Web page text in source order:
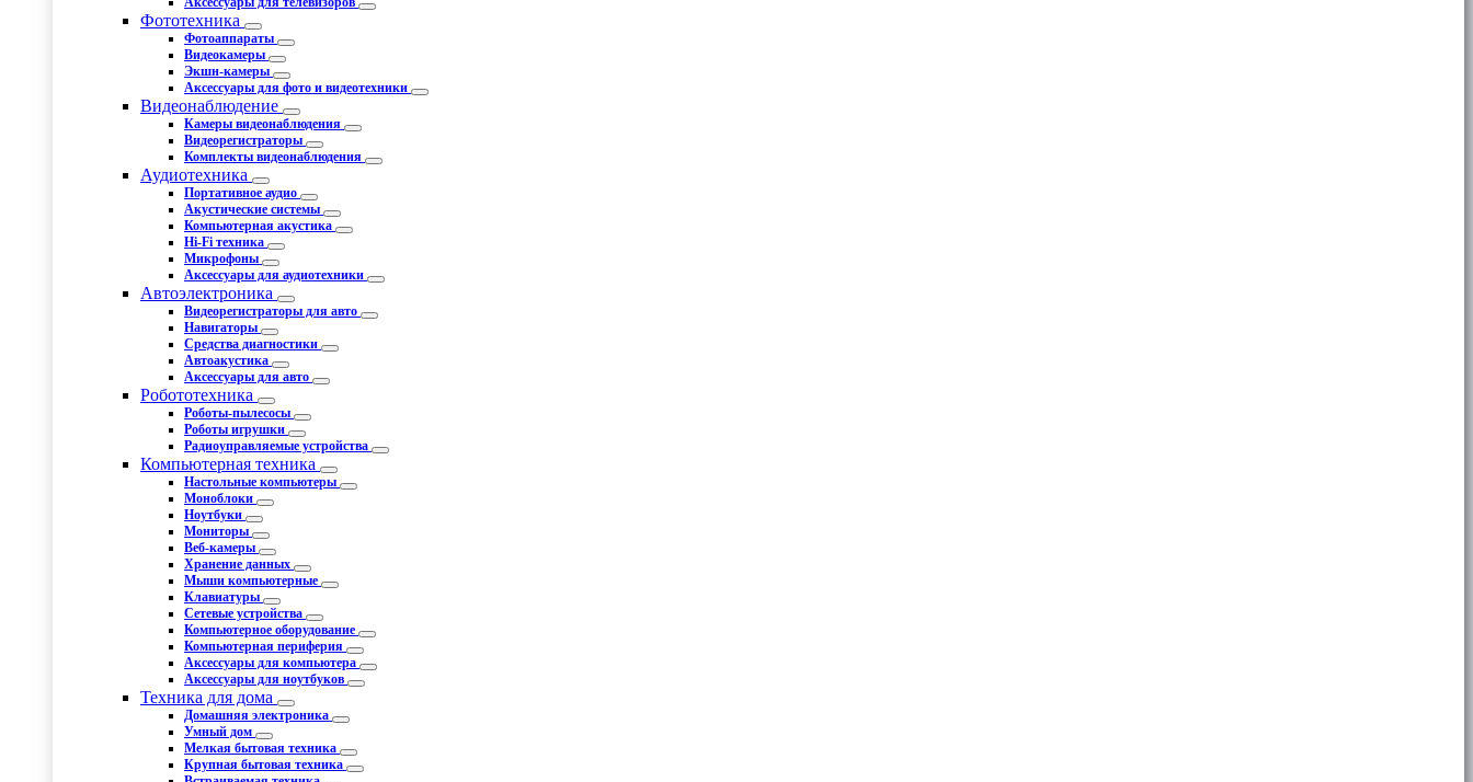
Фототехника
Фотоаппараты
Видеокамеры
Экшн-камеры
Аксессуары для фото и видеотехники
Видеонаблюдение
Камеры видеонаблюдения
Видеорегистраторы
Комплекты видеонаблюдения
Аудиотехника
Портативное аудио
Акустические системы
Компьютерная акустика
Hi-Fi техника
Микрофоны
Аксессуары для аудиотехники
Автоэлектроника
Видеорегистраторы для авто
Навигаторы
Средства диагностики
Автоакустика
Аксессуары для авто
Робототехника
Роботы-пылесосы
Роботы игрушки
Радиоуправляемые устройства
Компьютерная техника
Настольные компьютеры
Моноблоки
Ноутбуки
Мониторы
Веб-камеры
Хранение данных
Мыши компьютерные
Клавиатуры
Сетевые устройства
Компьютерное оборудование
Компьютерная периферия
Аксессуары для компьютера
Аксессуары для ноутбуков
Техника для дома
Домашняя электроника
Умный дом
Мелкая бытовая техника
Крупная бытовая техника